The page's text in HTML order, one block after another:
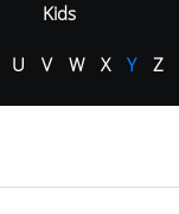
Kids
U V W X Y Z